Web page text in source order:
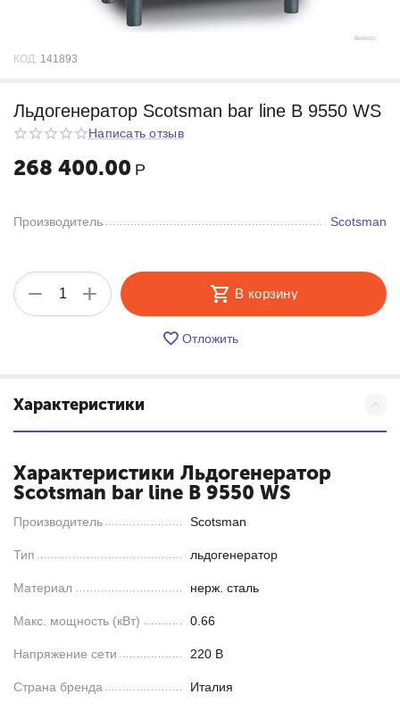
КОД: 141893
Льдогенератор Scotsman bar line B 9550 WS
Написать отзыв
268 400.00 Р
Производитель Scotsman
+
− В корзину
Отложить
Характеристики
Характеристики Льдогенератор
Scotsman bar line B 9550 WS
Производитель Scotsman
Тип льдогенератор
Материал нерж. сталь
Макс. мощность (кВт) 0.66
Напряжение сети 220 В
Страна бренда Италия